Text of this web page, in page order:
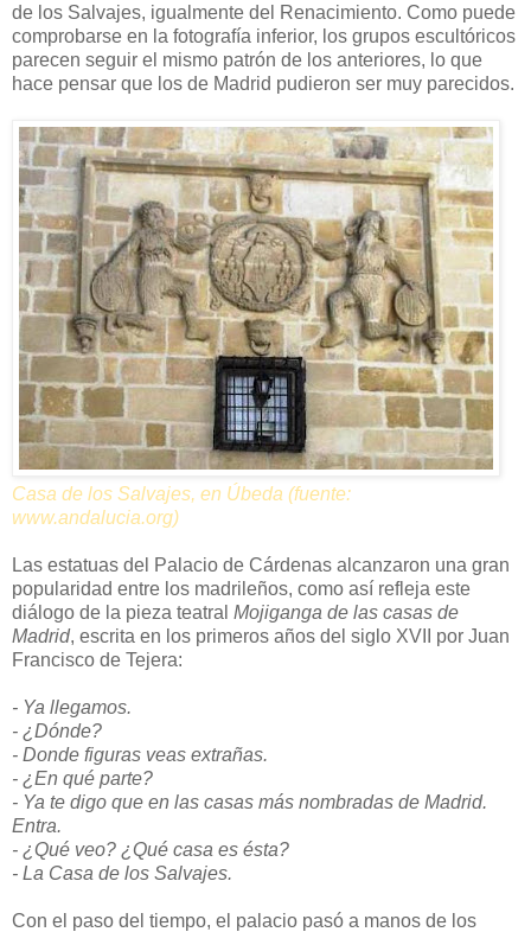
de los Salvajes, igualmente del Renacimiento. Como puede
comprobarse en la fotografía inferior, los grupos escultóricos
parecen seguir el mismo patrón de los anteriores, lo que
hace pensar que los de Madrid pudieron ser muy parecidos.
Casa de los Salvajes, en Úbeda (fuente:
www.andalucia.org)
Las estatuas del Palacio de Cárdenas alcanzaron una gran
popularidad entre los madrileños, como así refleja este
diálogo de la pieza teatral Mojiganga de las casas de
Madrid, escrita en los primeros años del siglo XVII por Juan
Francisco de Tejera:
- Ya llegamos.
- ¿Dónde?
- Donde figuras veas extrañas.
- ¿En qué parte?
- Ya te digo que en las casas más nombradas de Madrid.
Entra.
- ¿Qué veo? ¿Qué casa es ésta?
- La Casa de los Salvajes.
Con el paso del tiempo, el palacio pasó a manos de los